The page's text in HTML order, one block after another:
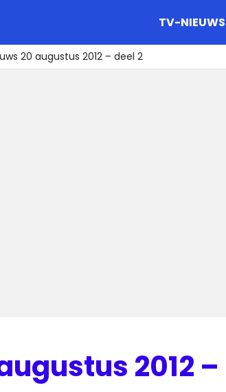
TV-NIEUWS
20 augustus 2012 – deel 2
2012 –